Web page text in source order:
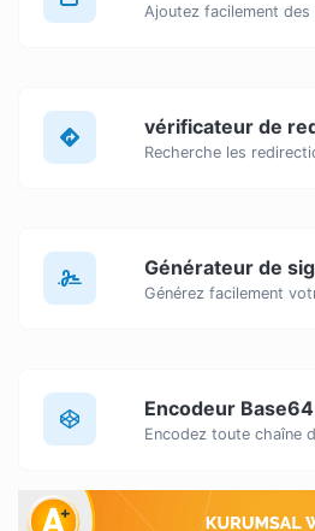
Encodeur Base64